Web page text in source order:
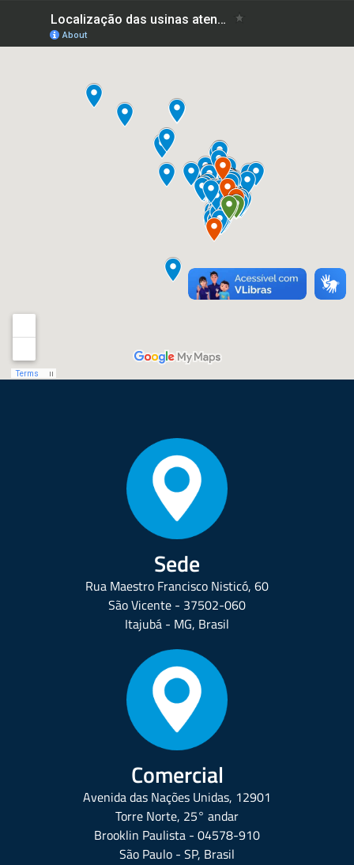
Sede
Rua Maestro Francisco Nisticó, 60
São Vicente - 37502-060
Itajubá - MG, Brasil
Comercial
Avenida das Nações Unidas, 12901
Torre Norte, 25° andar
Brooklin Paulista - 04578-910
São Paulo - SP, Brasil